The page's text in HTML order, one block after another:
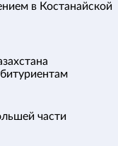
в Костанайской
части